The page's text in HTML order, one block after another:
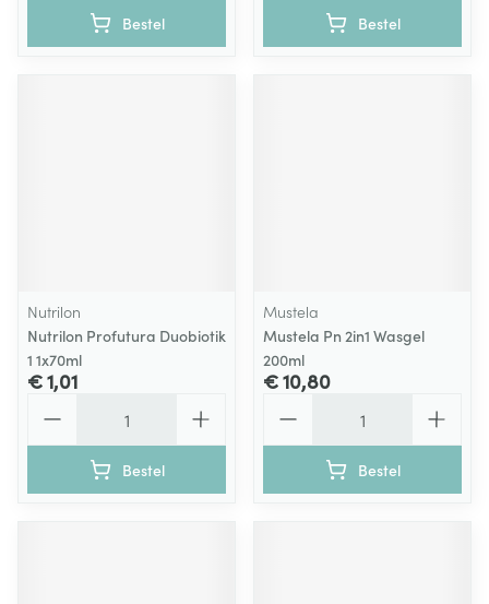
Bestel Bestel
Nutrilon
Nutrilon Profutura Duobiotik
1 1x70ml
€ 1,01
Bestel
Mustela
Mustela Pn 2in1 Wasgel
200ml
€ 10,80
Bestel